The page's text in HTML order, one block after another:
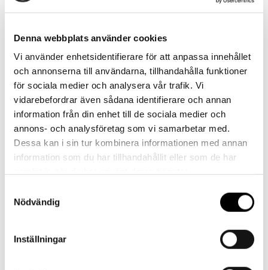
Denna webbplats använder cookies
Vi använder enhetsidentifierare för att anpassa innehållet
och annonserna till användarna, tillhandahålla funktioner
för sociala medier och analysera vår trafik. Vi
vidarebefordrar även sådana identifierare och annan
information från din enhet till de sociala medier och
annons- och analysföretag som vi samarbetar med.
Dessa kan i sin tur kombinera informationen med annan
information som du har tillhandahållit eller som de har
Nödvändig
Inställningar
Kontakt
Har du frågor eller behöver hjälp?
Vi finns här för dig!
Vår kundtjänst är tillgänglig Mån – Fre: 07:30 –
16:30